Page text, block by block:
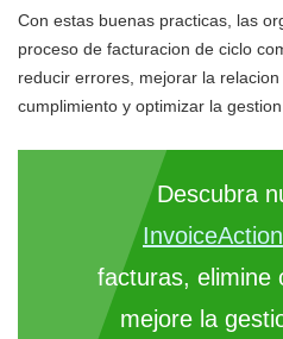
Con estas buenas practicas, las
proceso de facturacion de ciclo
reducir errores, mejorar la
cumplimiento y optimizar la gestion
Descubra
InvoiceAction
facturas, elimine
mejore la